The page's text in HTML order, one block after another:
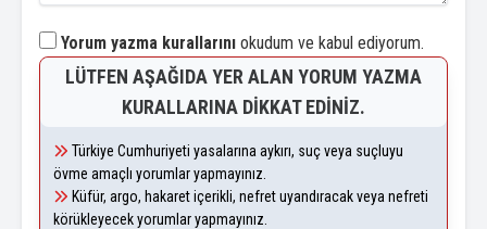
Yorum yazma kurallarını okudum ve kabul ediyorum.
LÜTFEN AŞAĞIDA YER ALAN YORUM YAZMA
KURALLARINA DIKKAT EDINIZ.
Türkiye Cumhuriyeti yasalarına aykırı, suç veya suçluyu
övme amaçlı yorumlar yapmayınız.
Küfür, argo, hakaret içerikli, nefret uyandıracak veya nefreti
körükleyecek yorumlar yapmayınız.